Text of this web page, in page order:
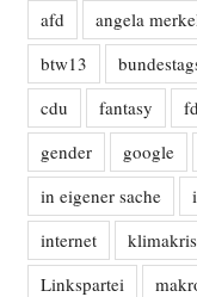
afd angela
btw13
cdu
fantasy
gender
google
in eigener sache
internet
Linkspartei